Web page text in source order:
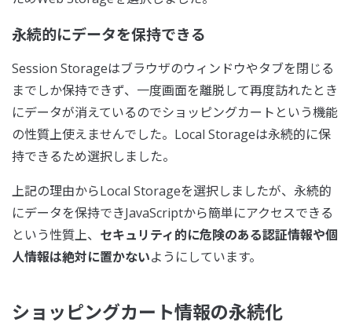
永続的にデータを保持できる
Session Storageはブラウザのウィンドウやタブを閉じる
までしか保持できず、一度画面を離脱して再度訪れたとき
にデータが消えているのでショッピングカートという機能
の性質上使えませんでした。Local Storageは永続的に保
持できるため選択しました。
上記の理由からLocal Storageを選択しましたが、永続的
にデータを保持できJavaScriptから簡単にアクセスできる
という性質上、 セキュリティ的に危険のある認証情報や個
人情報は絶対に置かないようにしています。
ショッピングカート情報の永続化